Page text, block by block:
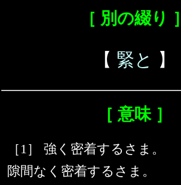
［ 別の綴り ］
【 緊と 】
［ 意味 ］
［1］ 強く密着するさま。
隙間なく密着するさま。